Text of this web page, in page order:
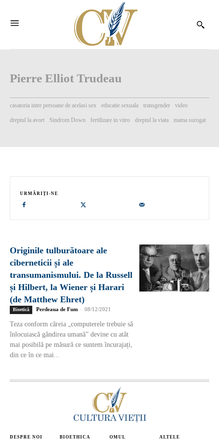
Pierre Elliot Trudeau
casatoria intre persoane de acelasi sex educatie sexuala transgender video
dreptul la avort Sindrom Down fertilizare in vitro dreptul la viata mama surogat
Originile tulburătoare ale
ciberneticii și ale
transumanismului. De la Russell
și Hilbert, la Wiener și Harari
(de Matthew Ehret)
Bioetică Perdeaua de Fum - 08/12/2021
Teza conform căreia „computerele trebuie să
înlocuiască gândirea umană” devine cu atât
mai posibilă pe măsură ce suntem încurajați,
din ce în ce mai...
URMĂRIȚI-NE
DESPRE NOI BIOETHICA OMUL ALTELE